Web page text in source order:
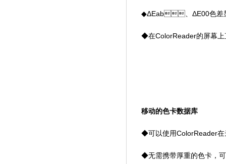
◆ΔEab、ΔE00色差显
◆在ColorReader的屏幕
移动的色卡数据库
◆可以使用ColorReader在
◆无需携带厚重的色卡